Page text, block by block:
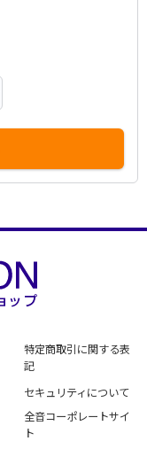
特定商取引に関する表
記
セキュリティについて
全音コーポレートサイ
ト